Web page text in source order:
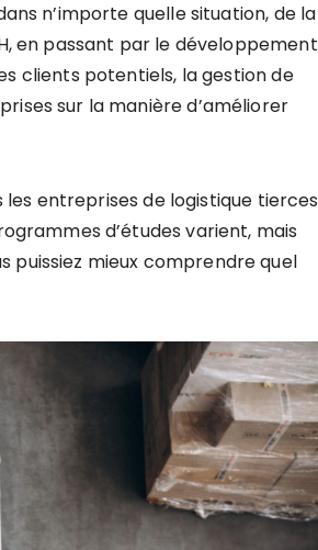
n’importe quelle situation, de la
en passant par le développement
clients potentiels, la gestion de
sur la manière d’améliorer
les entreprises de logistique tierces
d’études varient, mais
mieux comprendre quel